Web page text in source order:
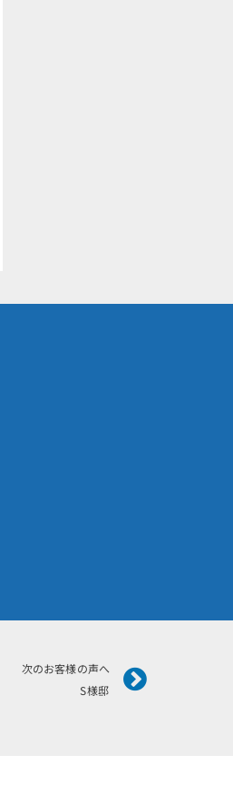
次のお客様の声へ
町 S様邸
Next